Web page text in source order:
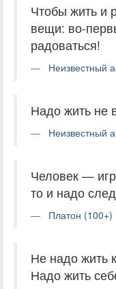
Чтобы жить и
вещи: во-
радоваться!
Неизвестный
Надо жить не
Неизвестный
Человек —
то и надо
Платон (100+)
Не надо жить
Надо жить